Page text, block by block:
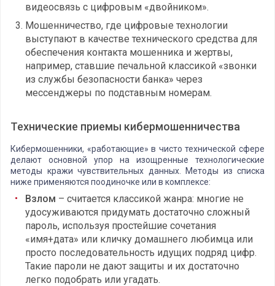
видеосвязь с цифровым «двойником».
Мошенничество, где цифровые технологии
выступают в качестве технического средства для
обеспечения контакта мошенника и жертвы,
например, ставшие печальной классикой «звонки
из службы безопасности банка» через
мессенджеры по подставным номерам.
Технические приемы кибермошенничества
Кибермошенники, «работающие» в чисто технической сфере
делают основной упор на изощренные технологические
методы кражи чувствительных данных. Методы из списка
ниже применяются поодиночке или в комплексе:
Взлом – считается классикой жанра: многие не
удосуживаются придумать достаточно сложный
пароль, используя простейшие сочетания
«имя+дата» или кличку домашнего любимца или
просто последовательность идущих подряд цифр.
Такие пароли не дают защиты и их достаточно
легко подобрать или угадать.